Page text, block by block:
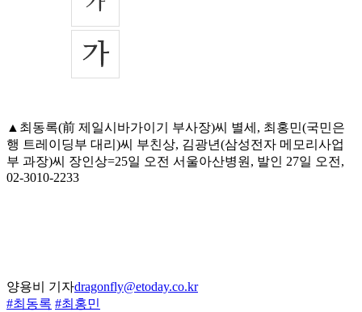
▲최동록(前 제일시바가이기 부사장)씨 별세, 최홍민(국민은
행 트레이딩부 대리)씨 부친상, 김광년(삼성전자 메모리사업
부 과장)씨 장인상=25일 오전 서울아산병원, 발인 27일 오전,
02-3010-2233
양용비 기자dragonfly@etoday.co.kr
#최동록 #최홍민